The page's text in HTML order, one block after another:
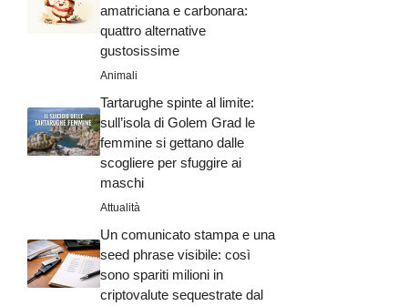
amatriciana e carbonara:
quattro alternative
gustosissime
Animali
Tartarughe spinte al limite:
sull’isola di Golem Grad le
femmine si gettano dalle
scogliere per sfuggire ai
maschi
Attualità
Un comunicato stampa e una
seed phrase visibile: così
sono spariti milioni in
criptovalute sequestrate dal